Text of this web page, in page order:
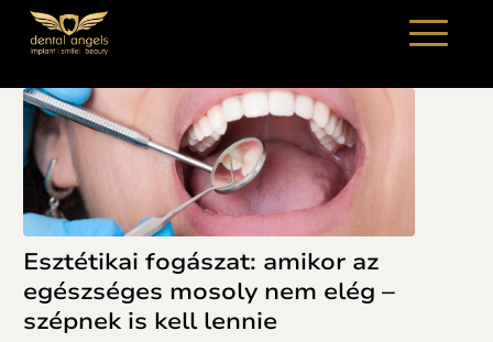
Esztétikai fogászat: amikor az
egészséges mosoly nem elég –
szépnek is kell lennie